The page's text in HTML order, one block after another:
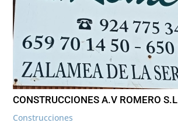
CONSTRUCCIONES A.V ROMERO S.L
Construcciones